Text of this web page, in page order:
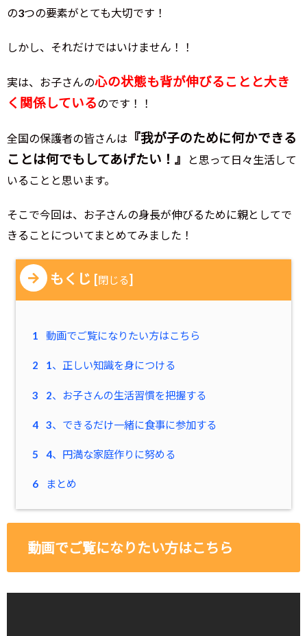
の3つの要素がとても大切です！
しかし、それだけではいけません！！
実は、お子さんの心の状態も背が伸びることと大き
く関係しているのです！！
全国の保護者の皆さんは
『我が子のために何かできる
ことは何でもしてあげたい！』
と思って日々生活して
いることと思います。
そこで今回は、お子さんの身長が伸びるために親としてで
きることについてまとめてみました！
もくじ [閉じる]
1 動画でご覧になりたい方はこちら
2 1、正しい知識を身につける
3 2、お子さんの生活習慣を把握する
4 3、できるだけ一緒に食事に参加する
5 4、円満な家庭作りに努める
6 まとめ
動画でご覧になりたい方はこちら